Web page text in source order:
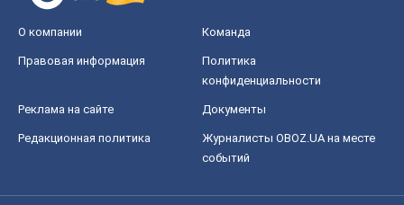
О компании Команда
Правовая информация
Политика
конфиденциальности
Реклама на сайте Документы
Редакционная политика
Журналисты OBOZ.UA на месте
событий